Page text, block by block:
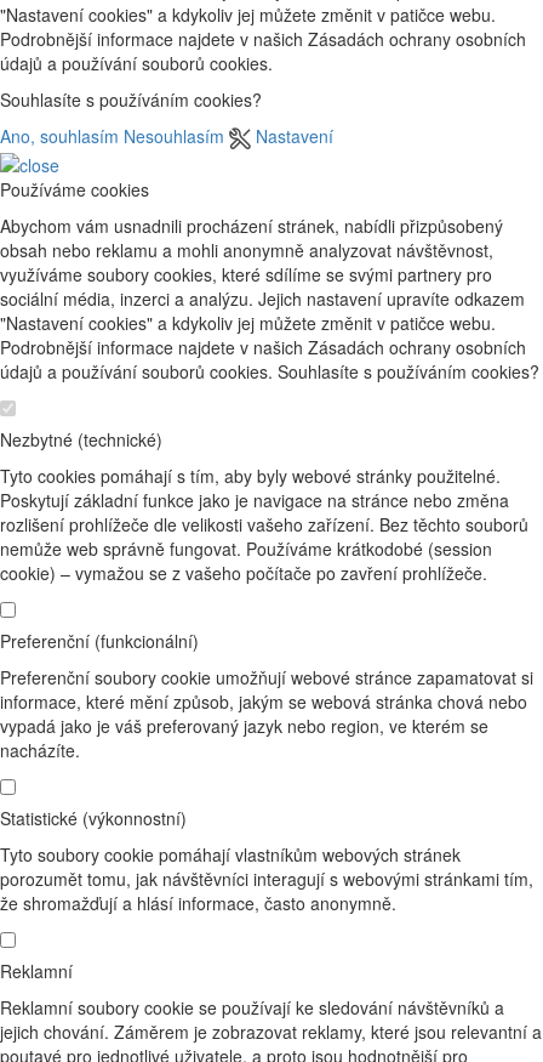
"Nastavení cookies" a kdykoliv jej můžete změnit v patičce webu.
Podrobnější informace najdete v našich Zásadách ochrany osobních
údajů a používání souborů cookies.
Souhlasíte s používáním cookies?
Ano, souhlasím Nesouhlasím Nastavení
Používáme cookies
Abychom vám usnadnili procházení stránek, nabídli přizpůsobený
obsah nebo reklamu a mohli anonymně analyzovat návštěvnost,
využíváme soubory cookies, které sdílíme se svými partnery pro
sociální média, inzerci a analýzu. Jejich nastavení upravíte odkazem
"Nastavení cookies" a kdykoliv jej můžete změnit v patičce webu.
Podrobnější informace najdete v našich Zásadách ochrany osobních
údajů a používání souborů cookies. Souhlasíte s používáním cookies?
Nezbytné (technické)
Tyto cookies pomáhají s tím, aby byly webové stránky použitelné.
Poskytují základní funkce jako je navigace na stránce nebo změna
rozlišení prohlížeče dle velikosti vašeho zařízení. Bez těchto souborů
nemůže web správně fungovat. Používáme krátkodobé (session
cookie) – vymažou se z vašeho počítače po zavření prohlížeče.
Preferenční (funkcionální)
Preferenční soubory cookie umožňují webové stránce zapamatovat si
informace, které mění způsob, jakým se webová stránka chová nebo
vypadá jako je váš preferovaný jazyk nebo region, ve kterém se
nacházíte.
Statistické (výkonnostní)
Tyto soubory cookie pomáhají vlastníkům webových stránek
porozumět tomu, jak návštěvníci interagují s webovými stránkami tím,
že shromažďují a hlásí informace, často anonymně.
Reklamní
Reklamní soubory cookie se používají ke sledování návštěvníků a
jejich chování. Záměrem je zobrazovat reklamy, které jsou relevantní a
poutavé pro jednotlivé uživatele, a proto jsou hodnotnější pro